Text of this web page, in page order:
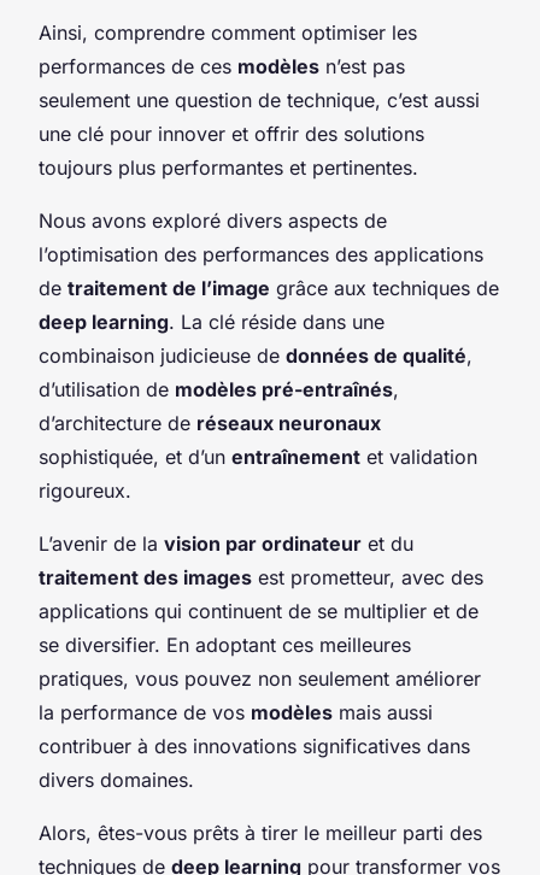
Ainsi, comprendre comment optimiser les
performances de ces modèles n’est pas
seulement une question de technique, c’est aussi
une clé pour innover et offrir des solutions
toujours plus performantes et pertinentes.
Nous avons exploré divers aspects de
l’optimisation des performances des applications
de traitement de l’image grâce aux techniques de
deep learning. La clé réside dans une
combinaison judicieuse de données de qualité,
d’utilisation de modèles pré-entraînés,
d’architecture de réseaux neuronaux
sophistiquée, et d’un entraînement et validation
rigoureux.
L’avenir de la vision par ordinateur et du
traitement des images est prometteur, avec des
applications qui continuent de se multiplier et de
se diversifier. En adoptant ces meilleures
pratiques, vous pouvez non seulement améliorer
la performance de vos modèles mais aussi
contribuer à des innovations significatives dans
divers domaines.
Alors, êtes-vous prêts à tirer le meilleur parti des
techniques de deep learning pour transformer vos